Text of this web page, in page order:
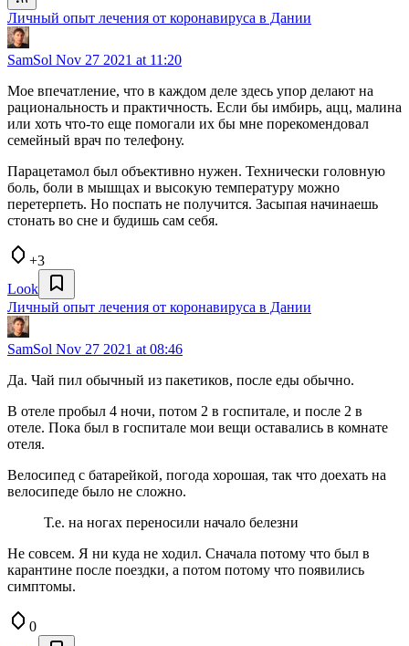
Личный опыт лечения от коронавируса в Дании
SamSol Nov 27 2021 at 11:20
Мое впечатление, что в каждом деле здесь упор делают на
рациональность и практичность. Если бы имбирь, ацц, малина
или хоть что-то еще помогали их бы мне порекомендовал
семейный врач по телефону.
Парацетамол был объективно нужен. Технически головную
боль, боли в мышцах и высокую температуру можно
перетерпеть. Но поспать не получится. Засыпая начинаешь
стонать во сне и будишь сам себя.
+3
Look
Личный опыт лечения от коронавируса в Дании
SamSol Nov 27 2021 at 08:46
Да. Чай пил обычный из пакетиков, после еды обычно.
В отеле пробыл 4 ночи, потом 2 в госпитале, и после 2 в
отеле. Пока был в госпитале мои вещи оставались в комнате
отеля.
Велосипед с батарейкой, погода хорошая, так что доехать на
велосипеде было не сложно.
Т.е. на ногах переносили начало белезни
Не совсем. Я ни куда не ходил. Сначала потому что был в
карантине после поездки, а потом потому что появились
симптомы.
0